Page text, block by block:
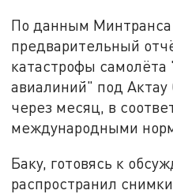
По данным Минтранса
предварительный
катастрофы самолёта
авиалиний" под Актау
через месяц, в
международными
Баку, готовясь к
распространил